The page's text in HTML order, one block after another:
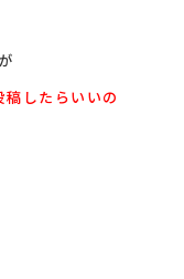
したらいいの